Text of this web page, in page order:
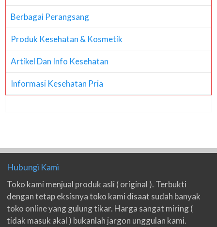
Berbagai Perangsang
Produk Kesehatan & Kosmetik
Artikel Dan Info Kesehatan
Informasi Kesehatan Pria
Hubungi Kami
Toko kami menjual produk asli ( original ). Terbukti
dengan tetap eksisnya toko kami disaat sudah banyak
toko online yang gulung tikar. Harga sangat miring (
tidak masuk akal ) bukanlah jargon unggulan kami.